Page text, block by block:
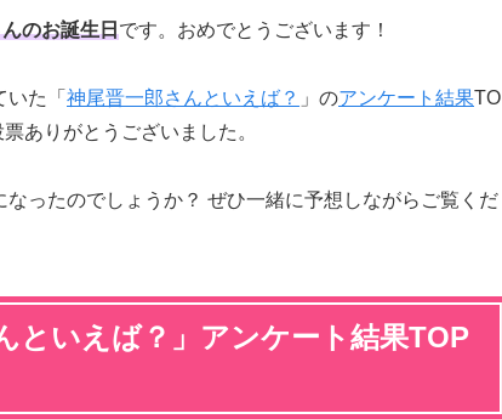
のお誕生日です。おめでとうございます！
た「 神尾晋一郎さんといえば？ 」のアンケート結果TO
ありがとうございました。
ったのでしょうか？ ぜひ一緒に予想しながらご覧くだ
といえば？」アンケート結果TOP